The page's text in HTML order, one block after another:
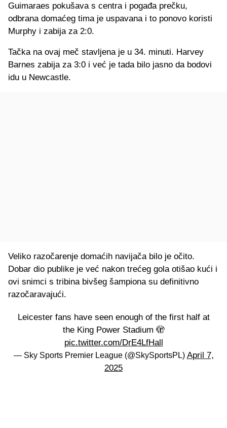
Guimaraes pokušava s centra i pogađa prečku,
odbrana domaćeg tima je uspavana i to ponovo koristi
Murphy i zabija za 2:0.
Tačka na ovaj meč stavljena je u 34. minuti. Harvey
Barnes zabija za 3:0 i već je tada bilo jasno da bodovi
idu u Newcastle.
Veliko razočarenje domaćih navijača bilo je očito.
Dobar dio publike je već nakon trećeg gola otišao kući i
ovi snimci s tribina bivšeg šampiona su definitivno
razočaravajući.
Leicester fans have seen enough of the first half at
the King Power Stadium 🫣
pic.twitter.com/DrE4LfHall
— Sky Sports Premier League (@SkySportsPL) April 7,
2025